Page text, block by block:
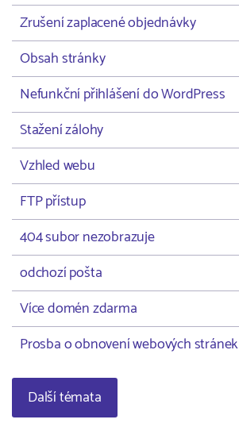
Zrušení zaplacené objednávky
Obsah stránky
Nefunkční přihlášení do WordPress
Stažení zálohy
Vzhled webu
FTP přístup
404 subor nezobrazuje
odchozí pošta
Více domén zdarma
Prosba o obnovení webových stránek
Další témata